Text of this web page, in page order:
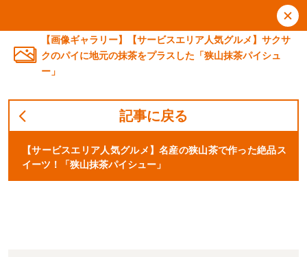
【画像ギャラリー】【サービスエリア人気グルメ】サクサ
クのパイに地元の抹茶をプラスした「狭山抹茶パイシュ
ー」
記事に戻る
【サービスエリア人気グルメ】名産の狭山茶で作った絶品ス
イーツ！「狭山抹茶パイシュー」